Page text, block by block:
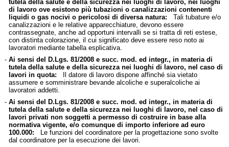
tutela della salute e della sicurezza nei luoghi di lavoro, nei luoghi
di lavoro ove esistono più tubazioni o canalizzazioni contenenti
liquidi o gas nocivi o pericolosi di diversa natura: Tali tubature e/o
canalizzazioni e le relative apparecchiature, devono essere
contrassegnate, anche ad opportuni intervalli se si tratta di reti estese,
con distinta colorazione, il cui significato deve essere reso noto ai
lavoratori mediante tabella esplicativa.
- Ai sensi del D.Lgs. 81/2008 e succ. mod. ed integr., in materia di
tutela della salute e della sicurezza nei luoghi di lavoro, nel caso di
lavori in quota: Il datore di lavoro dispone affinché sia vietato
assumere e somministrare bevande alcoliche e superalcoliche ai
lavoratori addetti.
- Ai sensi del D.Lgs. 81/2008 e succ. mod. ed integr., in materia di
tutela della salute e della sicurezza nei luoghi di lavoro, nel caso di
lavori privati non soggetti a permesso di costruire in base alla
normativa vigente, e/o comunque di importo inferiore ad euro
100.000: Le funzioni del coordinatore per la progettazione sono svolte
dal coordinatore per la esecuzione dei lavori.